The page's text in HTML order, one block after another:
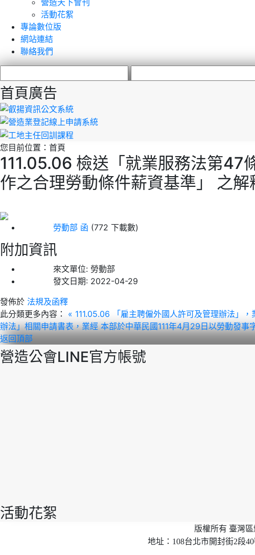
營造天下會刊
活動花絮
專論數位版
網站連結
聯絡我們
首頁廣告
您目前位置： 首頁
111.05.06 檢送「就業服務法第47
作之合理勞動條件薪資基準」 之解
勞動部 函 (772 下載數)
附加資訊
來文單位: 勞動部
發文日期: 2022-04-29
發佈於 法規及函釋
此分類更多內容： « 111.05.06 「雇主聘僱外國人許可及管理辦法」
辦法」相關申請書表，業經 本部於中華民國111年4月29日以勞動發事
返回頂部
營造公會LINE官方帳號
活動花絮
版權所有 臺灣
地址：108台北市開封街2段40